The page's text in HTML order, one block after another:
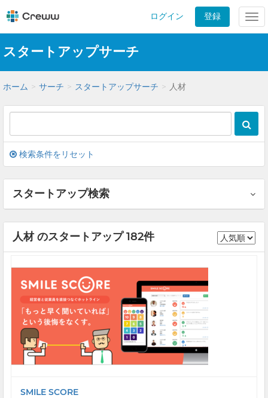
ログイン 登録
スタートアップサーチ
ホーム サーチ スタートアップサーチ 人材
検索条件をリセット
スタートアップ検索
人材 のスタートアップ 182件
SMILE SCORE